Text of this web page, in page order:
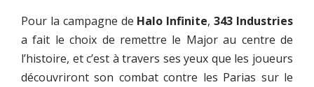
Pour la campagne de Halo Infinite,343 Industries
a fait le choix de remettre le Major au centre de
l’histoire, et c’est à travers ses yeux que les joueurs
découvriront son combat contre les Parias sur le